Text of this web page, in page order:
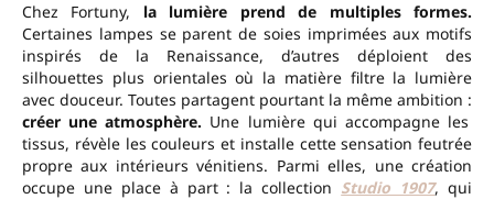
Chez Fortuny, la lumière prend de multiples formes.
Certaines lampes se parent de soies imprimées aux motifs
inspirés de la Renaissance, d’autres déploient des
silhouettes plus orientales où la matière filtre la lumière
avec douceur. Toutes partagent pourtant la même ambition :
créer une atmosphère. Une lumière qui accompagne les
tissus, révèle les couleurs et installe cette sensation feutrée
propre aux intérieurs vénitiens. Parmi elles, une création
occupe une place à part : la collection Studio 1907, qui